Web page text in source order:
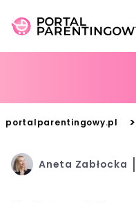
portalparentingowy.pl >
Aneta Zabłocka